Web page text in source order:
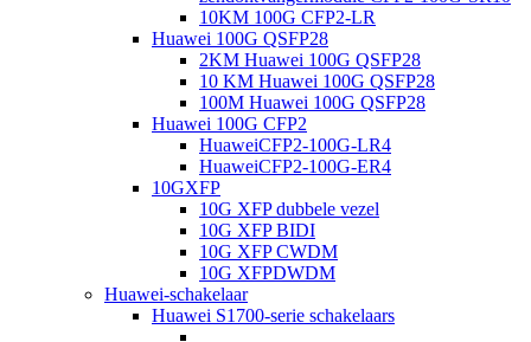
10KM 100G CFP2-LR
Huawei 100G QSFP28
2KM Huawei 100G QSFP28
10 KM Huawei 100G QSFP28
100M Huawei 100G QSFP28
Huawei 100G CFP2
HuaweiCFP2-100G-LR4
HuaweiCFP2-100G-ER4
10GXFP
10G XFP dubbele vezel
10G XFP BIDI
10G XFP CWDM
10G XFPDWDM
Huawei-schakelaar
Huawei S1700-serie schakelaars